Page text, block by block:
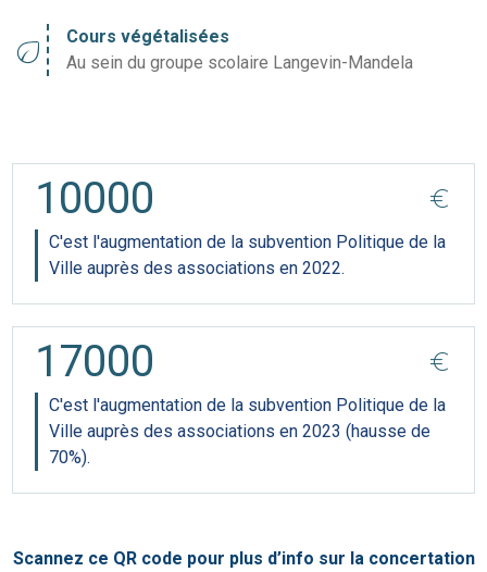
eco
Cours végétalisées
Au sein du groupe scolaire Langevin-Mandela
10000 euro
C'est l'augmentation de la subvention Politique de la
Ville auprès des associations en 2022.
17000 euro
C'est l'augmentation de la subvention Politique de la
Ville auprès des associations en 2023 (hausse de
70%).
Scannez ce QR code pour plus d’info sur la concertation